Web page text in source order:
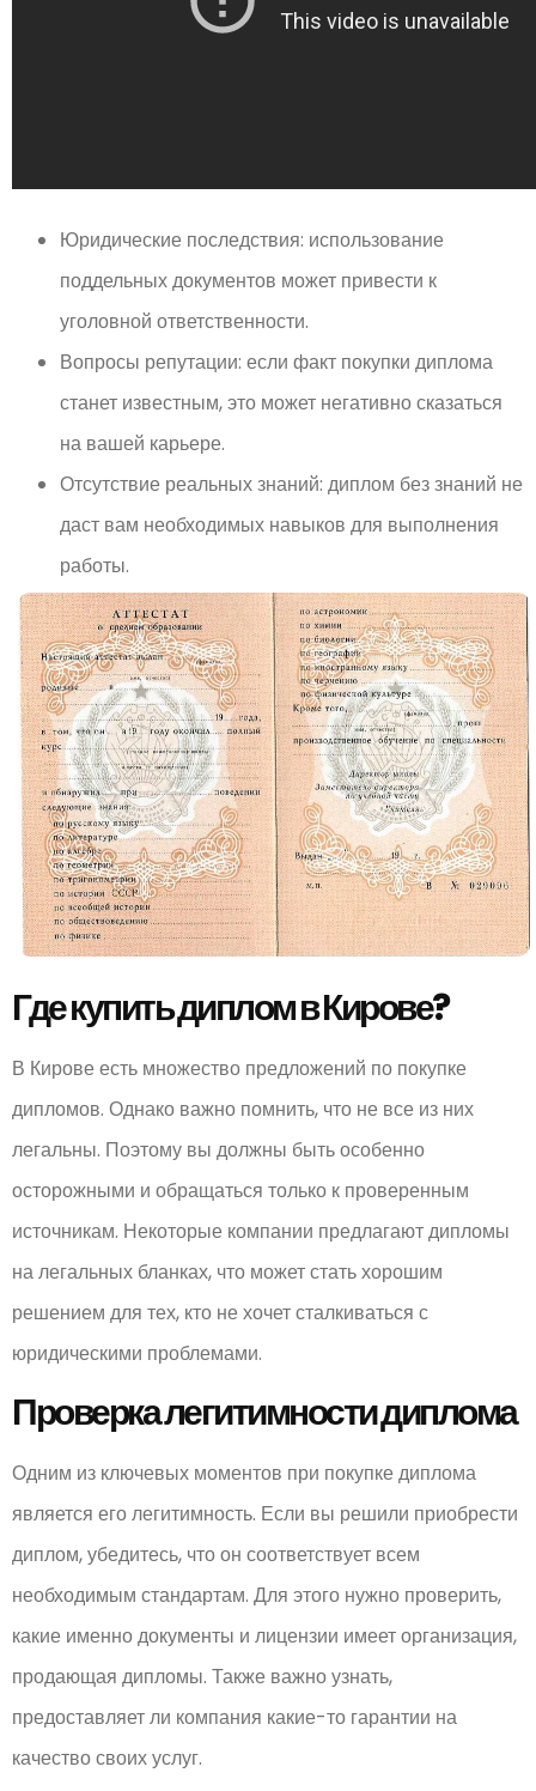
Юридические последствия: использование
поддельных документов может привести к
уголовной ответственности.
Вопросы репутации: если факт покупки диплома
станет известным, это может негативно сказаться
на вашей карьере.
Отсутствие реальных знаний: диплом без знаний не
даст вам необходимых навыков для выполнения
работы.
Где купить диплом в Кирове?
В Кирове есть множество предложений по покупке
дипломов. Однако важно помнить, что не все из них
легальны. Поэтому вы должны быть особенно
осторожными и обращаться только к проверенным
источникам. Некоторые компании предлагают дипломы
на легальных бланках, что может стать хорошим
решением для тех, кто не хочет сталкиваться с
юридическими проблемами.
Проверка легитимности диплома
Одним из ключевых моментов при покупке диплома
является его легитимность. Если вы решили приобрести
диплом, убедитесь, что он соответствует всем
необходимым стандартам. Для этого нужно проверить,
какие именно документы и лицензии имеет организация,
продающая дипломы. Также важно узнать,
предоставляет ли компания какие-то гарантии на
качество своих услуг.